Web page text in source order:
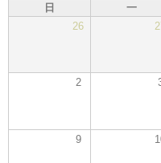
日 一
26
2
9